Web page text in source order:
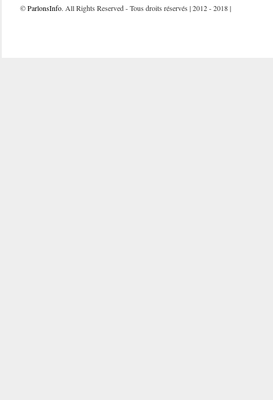
©ParlonsInfo. All Rights Reserved - Tous droits réservés | 2012 - 2018 |